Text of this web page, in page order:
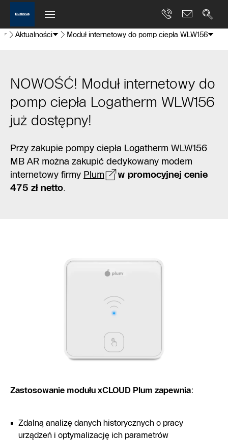
Aktualności Moduł internetowy do pomp ciepła WLW156
NOWOŚĆ! Moduł internetowy do
pomp ciepła Logatherm WLW156
już dostępny!
Przy zakupie pompy ciepła Logatherm WLW156
MB AR można zakupić dedykowany modem
internetowy firmy Plum
w promocyjnej cenie
475 zł netto.
Zastosowanie modułu xCLOUD Plum zapewnia:
Zdalną analizę danych historycznych o pracy
urządzeń i optymalizację ich parametrów